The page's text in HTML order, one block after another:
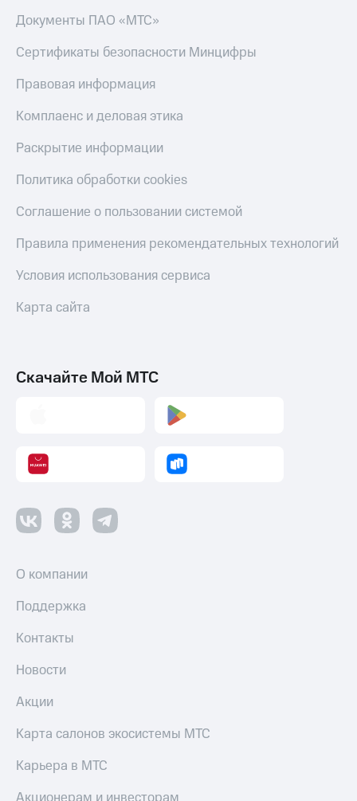
Документы ПАО «МТС»
Сертификаты безопасности Минцифры
Правовая информация
Комплаенс и деловая этика
Раскрытие информации
Политика обработки cookies
Соглашение о пользовании системой
Правила применения рекомендательных технологий
Условия использования сервиса
Карта сайта
Скачайте Мой МТС
О компании
Поддержка
Контакты
Новости
Акции
Карта салонов экосистемы МТС
Карьера в МТС